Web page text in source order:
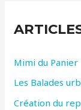
r
h
e
r
Mimi du Panier
Les Balades
Création du